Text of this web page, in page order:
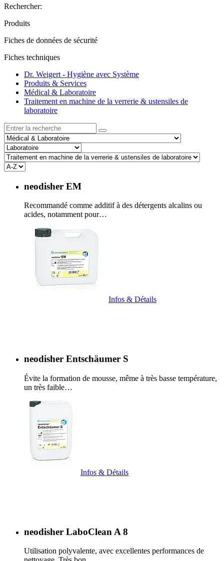
Rechercher:
Produits
Fiches de données de sécurité
Fiches techniques
Dr. Weigert - Hygiène avec Système
Produits & Services
Médical & Laboratoire
Traitement en machine de la verrerie & ustensiles de
laboratoire
neodisher EM
Recommandé comme additif à des détergents alcalins ou
acides, notamment pour…
Infos & Détails
neodisher Entschäumer S
Évite la formation de mousse, même à très basse température,
un très faible…
Infos & Détails
neodisher LaboClean A 8
Utilisation polyvalente, avec excellentes performances de